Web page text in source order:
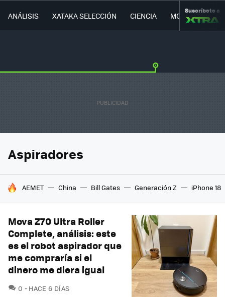
ANÁLISIS XATAKA SELECCIÓN CIENCIA MOVILIDAD
Suscríbete a
Aspiradores
HOY SE HABLA DE
AEMET China Bill Gates Generación Z iPhone 18
Mova Z70 Ultra Roller
Complete, análisis: este
es el robot aspirador que
me compraría si el
dinero me diera igual
0 COMENTARIOS
HACE 6 DÍAS